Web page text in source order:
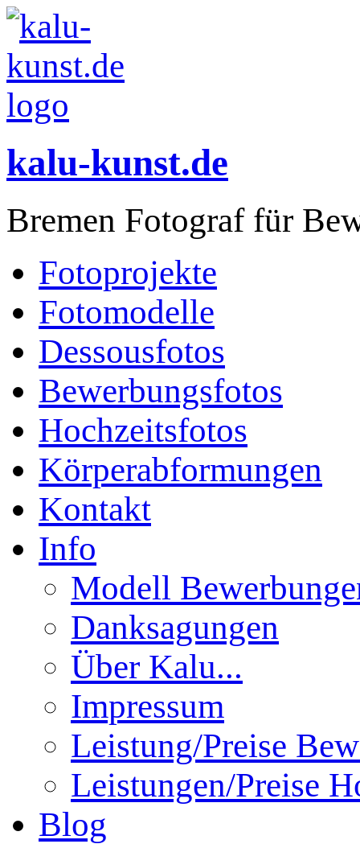
kalu-kunst.de
Bremen Fotograf für
Fotoprojekte
Fotomodelle
Dessousfotos
Bewerbungsfotos
Hochzeitsfotos
Körperabformungen
Kontakt
Info
Modell
Danksagungen
Über Kalu...
Impressum
Leistung/Preise
Leistungen/Preise
Blog